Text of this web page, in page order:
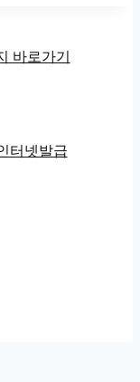
바로가기
터넷발급